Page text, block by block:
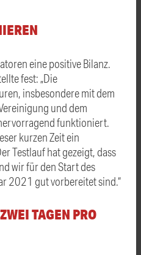
eine positive Bilanz.
fest: „Die
insbesondere mit dem
und dem
funktioniert.
kurzen Zeit ein
Testlauf hat gezeigt, dass
wir für den Start des
2021 gut vorbereitet sind.“
TAGEN PRO